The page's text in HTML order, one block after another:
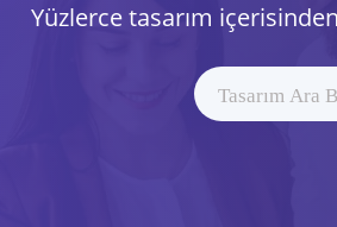
Yüzlerce tasarım